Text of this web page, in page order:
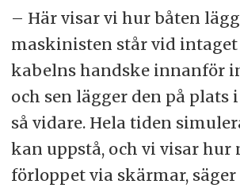
– Här visar vi hur båten
maskinisten står vid
kabelns handske innanför
och sen lägger den på plats
så vidare. Hela tiden
kan uppstå, och vi visar hur
förloppet via skärmar, säger